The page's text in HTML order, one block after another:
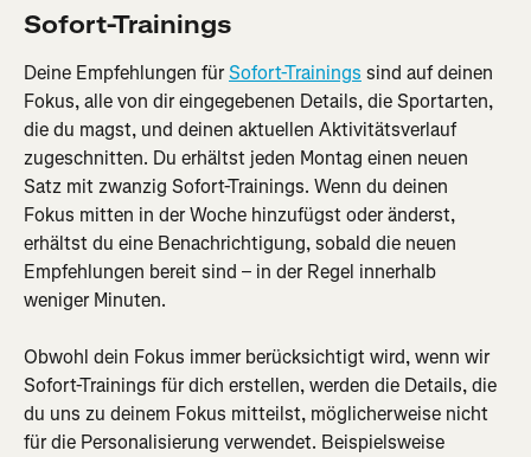
Sofort-Trainings
Deine Empfehlungen für Sofort-Trainings sind auf deinen
Fokus, alle von dir eingegebenen Details, die Sportarten,
die du magst, und deinen aktuellen Aktivitätsverlauf
zugeschnitten. Du erhältst jeden Montag einen neuen
Satz mit zwanzig Sofort-Trainings. Wenn du deinen
Fokus mitten in der Woche hinzufügst oder änderst,
erhältst du eine Benachrichtigung, sobald die neuen
Empfehlungen bereit sind – in der Regel innerhalb
weniger Minuten.
Obwohl dein Fokus immer berücksichtigt wird, wenn wir
Sofort-Trainings für dich erstellen, werden die Details, die
du uns zu deinem Fokus mitteilst, möglicherweise nicht
für die Personalisierung verwendet. Beispielsweise